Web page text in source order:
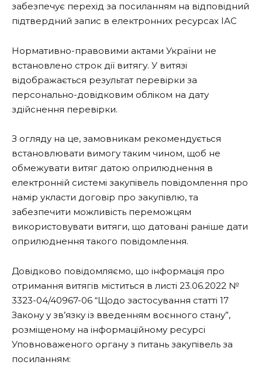
забезпечує перехід за посиланням на відповідний
підтвердний запис в електронних ресурсах ІАС
Нормативно-правовими актами України не
встановлено строк дії витягу. У витязі
відображається результат перевірки за
персонально-довідковим обліком на дату
здійснення перевірки.
З огляду на це, замовникам рекомендується
встановлювати вимогу таким чином, щоб не
обмежувати витяг датою оприлюднення в
електронній системі закупівель повідомлення про
намір укласти договір про закупівлю, та
забезпечити можливість переможцям
використовувати витяги, що датовані раніше дати
оприлюднення такого повідомлення.
Довідково повідомляємо, що інформація про
отримання витягів міститься в листі 23.06.2022 №
3323-04/40967-06 “Щодо застосування статті 17
Закону у зв’язку із введенням воєнного стану”,
розміщеному на інформаційному ресурсі
Уповноваженого органу з питань закупівель за
посиланням: